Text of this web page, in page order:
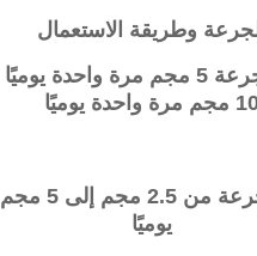
وطريقة الاستعمال
للبالغين : تبدأ الجرعة 5 مجم مرة
مرة واحدة يوميًا
الأطفال :
يوميًا